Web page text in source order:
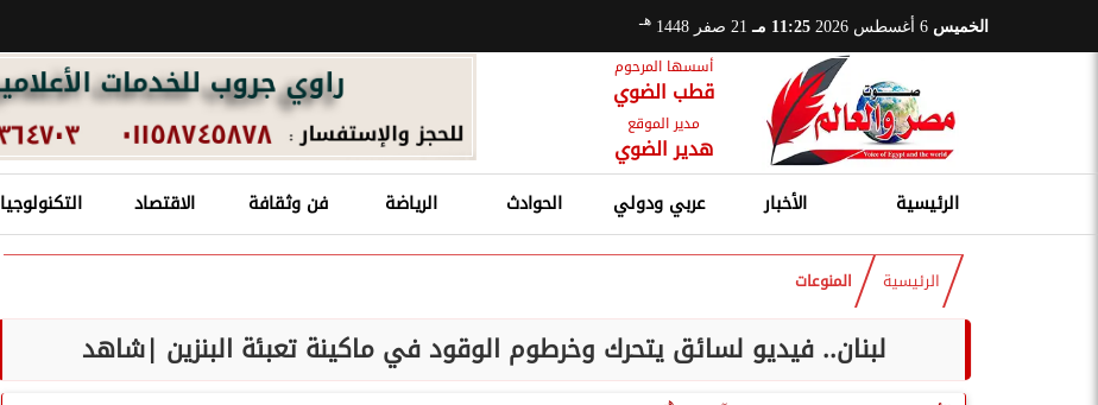
الخميس 11:25 مـ 21 صفر 1448 هـ
أسسها المرحوم
قطب الضوي
مدير الموقع
هدير الضوي
الرئيسية الأخبار عربي ودولي الحوادث الرياضة فن وثقافة الاقتصاد التكنولوجيا
الرئيسية المنوعات
لبنان.. فيديو لسائق يتحرك وخرطوم الوقود في ماكينة تعبئة البنزين |شاهد
هـ